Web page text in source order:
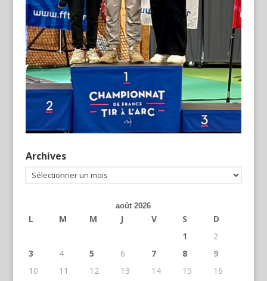
Archives
Archives
août 2026
L M M J V S
D
1
2
3
4 5 6 7 8
9
10
11 12 13 14 15
16